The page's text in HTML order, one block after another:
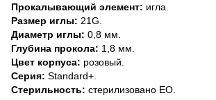
Прокалывающий элемент: игла.
Размер иглы: 21G.
Диаметр иглы: 0,8 мм.
Глубина прокола: 1,8 мм.
Цвет корпуса: розовый.
Серия: Standard+.
Стерильность: стерилизовано ЕО.